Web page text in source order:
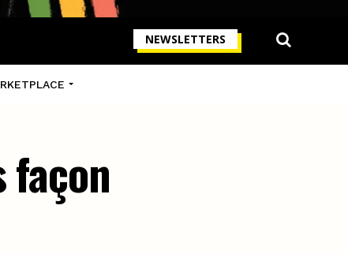
NEWSLETTERS
façon